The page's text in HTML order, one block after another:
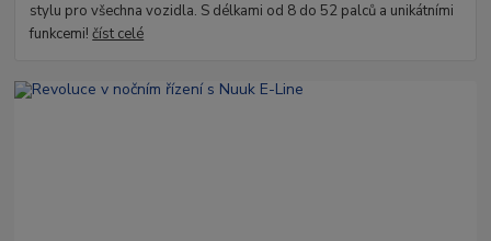
stylu pro všechna vozidla. S délkami od 8 do 52 palců a unikátními
funkcemi!číst celé